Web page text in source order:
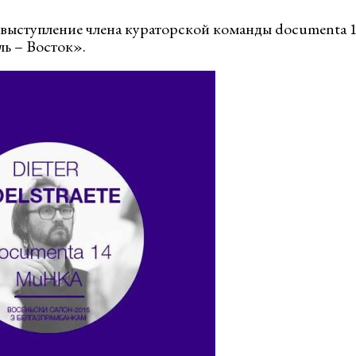
члена кураторской команды documenta
– Восток».